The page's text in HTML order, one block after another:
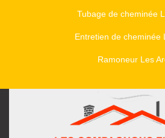
Tubage de cheminée
Entretien de cheminée
Ramoneur Les